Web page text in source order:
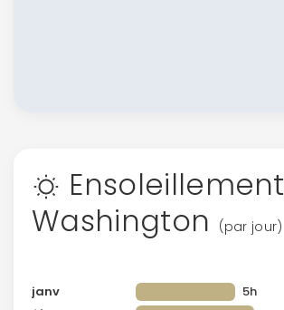
Ensoleillement
Washington
(par jour)
janv
5h